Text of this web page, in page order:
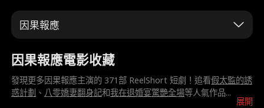
因果報應
因果報應電影收藏
展開
發現更多因果報應主演的 371部 ReelShort 短劇！追看假太監的誘
惑計劃 、 八零嬌妻翻身記和我在退婚宴驚艷全場等人氣作品...